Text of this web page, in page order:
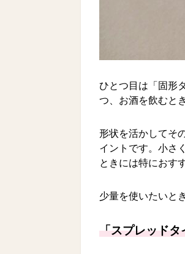
ひとつ目は「固形
つ、お酒を飲むと
形状を活かしてそ
イントです。小さ
ときには特におす
少量を使いたいと
「スプレッドタ